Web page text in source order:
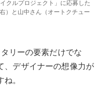
クルプロジェクト」に応募した
）と山中さん（オートクチュー
リーの要素だけでな
、デザイナーの想像力が
。